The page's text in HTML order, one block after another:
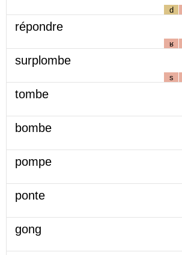
d
répondre
ʁ
surplombe
s
tombe
bombe
pompe
ponte
gong